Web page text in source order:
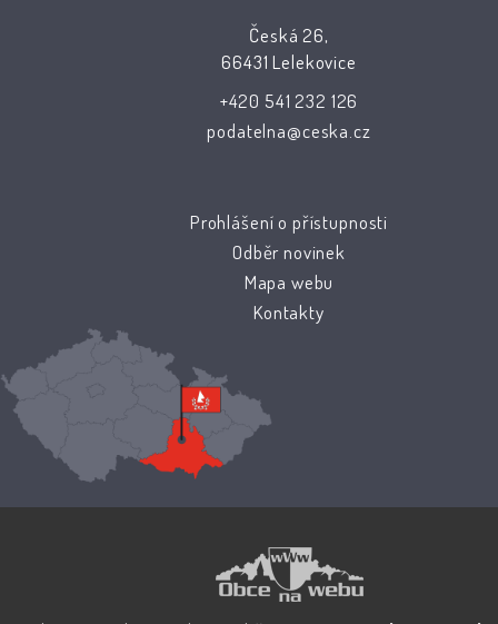
Česká 26,
66431 Lelekovice
+420 541 232 126
podatelna@ceska.cz
Prohlášení o přístupnosti
Odběr novinek
Mapa webu
Kontakty